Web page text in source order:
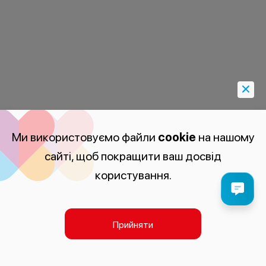
Ми використовуємо файли cookie на нашому
сайті, щоб покращити ваш досвід
користування.
Прийняти